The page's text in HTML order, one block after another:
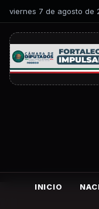
viernes 7 de agosto de
INICIO